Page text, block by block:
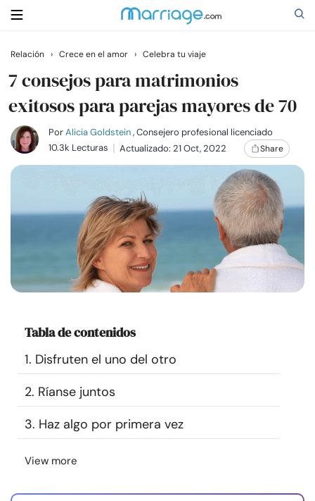
Buscar
Casarse
Relaciones
Familia
Cursos
Recursos
Comunidad
Encuentra un terapeuta
Relación › Crece en el amor › Celebra tu viaje
7 consejos para matrimonios
exitosos para parejas mayores de 70
PorAlicia Goldstein, Consejero profesional licenciado
10.3k Lecturas
Actualizado: 21 Oct, 2022 Share
Tabla de contenidos
1. Disfruten el uno del otro
2. Ríanse juntos
3. Haz algo por primera vez
View more